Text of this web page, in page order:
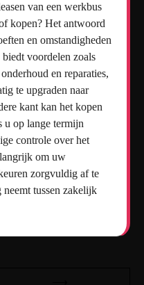
van een werkbus
kopen? Het antwoord
en omstandigheden
voordelen zoals
en reparaties,
te upgraden naar
kant kan het kopen
u op lange termijn
controle over het
om uw
zorgvuldig af te
tussen zakelijk